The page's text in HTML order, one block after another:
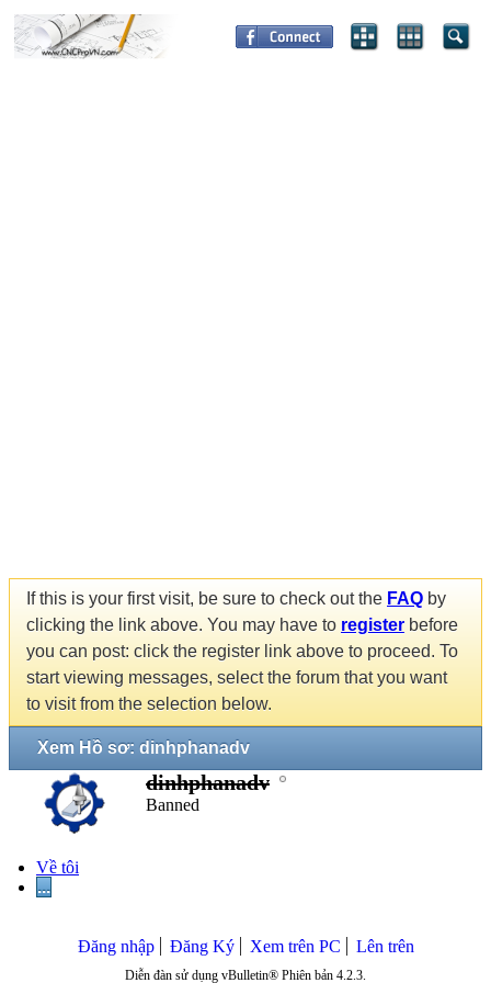
If this is your first visit, be sure to check out the FAQ by
clicking the link above. You may have to register before
you can post: click the register link above to proceed. To
start viewing messages, select the forum that you want
to visit from the selection below.
Xem Hồ sơ: dinhphanadv
dinhphanadv
Banned
Về tôi
...
Đăng nhập Đăng Ký Xem trên PC Lên trên
Diễn đàn sử dụng vBulletin® Phiên bản 4.2.3.